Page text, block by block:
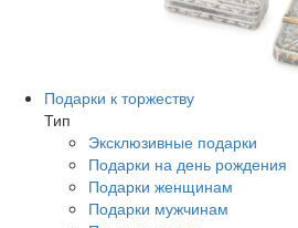
Подарки к торжеству
Тип
Эксклюзивные подарки
Подарки на день рождения
Подарки женщинам
Подарки мужчинам